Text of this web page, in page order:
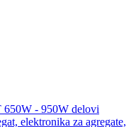
650W - 950W delovi